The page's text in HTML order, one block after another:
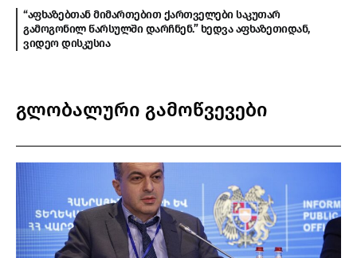
“აფხაზებთან მიმართებით ქართველები საკუთარ
გამოგონილ წარსულში დარჩნენ.” ხედვა აფხაზეთიდან,
ვიდეო დისკუსია
გლობალური გამოწვევები